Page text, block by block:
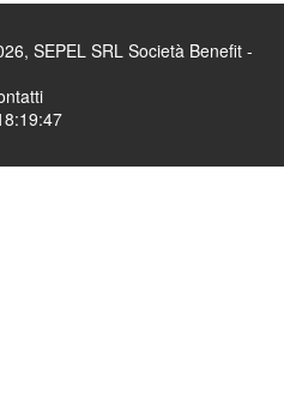
SEPEL SRL Società Benefit -